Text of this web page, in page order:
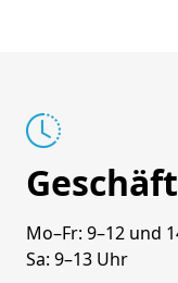
Mo–Fr: 9–12 und
Sa: 9–13 Uhr